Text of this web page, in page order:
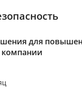
для
компании